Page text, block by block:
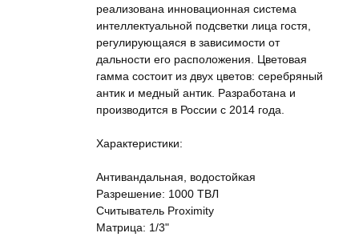
реализована инновационная система
интеллектуальной подсветки лица гостя,
регулирующаяся в зависимости от
дальности его расположения. Цветовая
гамма состоит из двух цветов: серебряный
антик и медный антик. Разработана и
производится в России с 2014 года.
Характеристики:
Антивандальная, водостойкая
Разрешение: 1000 ТВЛ
Cчитыватель Proximity
Матрица: 1/3"